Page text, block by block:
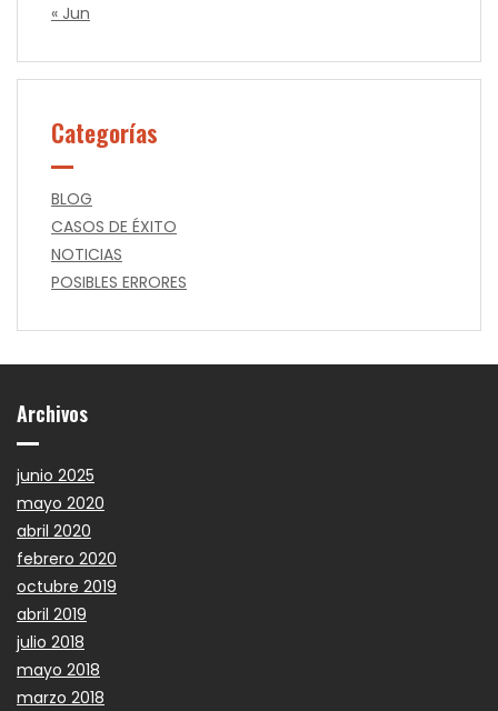
« Jun
Categorías
BLOG
CASOS DE ÉXITO
NOTICIAS
POSIBLES ERRORES
Archivos
junio 2025
mayo 2020
abril 2020
febrero 2020
octubre 2019
abril 2019
julio 2018
mayo 2018
marzo 2018